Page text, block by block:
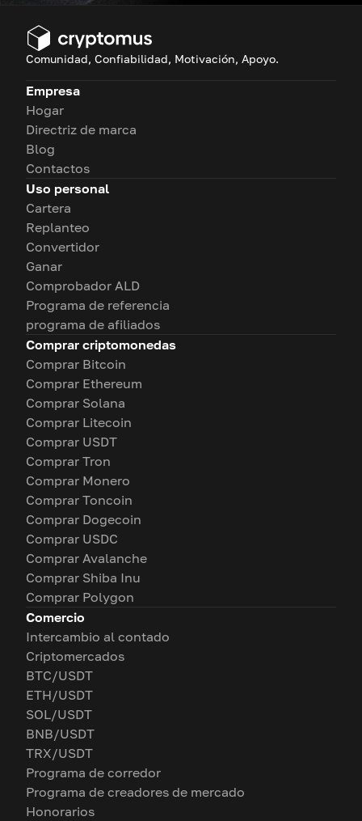
Comunidad, Confiabilidad, Motivación, Apoyo.
Empresa
Hogar
Directriz de marca
Blog
Contactos
Uso personal
Cartera
Replanteo
Convertidor
Ganar
Comprobador ALD
Programa de referencia
programa de afiliados
Comprar criptomonedas
Comprar Bitcoin
Comprar Ethereum
Comprar Solana
Comprar Litecoin
Comprar USDT
Comprar Tron
Comprar Monero
Comprar Toncoin
Comprar Dogecoin
Comprar USDC
Comprar Avalanche
Comprar Shiba Inu
Comprar Polygon
Comercio
Intercambio al contado
Criptomercados
BTC/USDT
ETH/USDT
SOL/USDT
BNB/USDT
TRX/USDT
Programa de corredor
Programa de creadores de mercado
Honorarios